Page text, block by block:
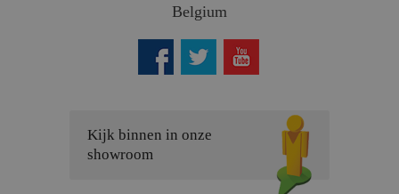
Belgium
Kijk binnen in onze
showroom